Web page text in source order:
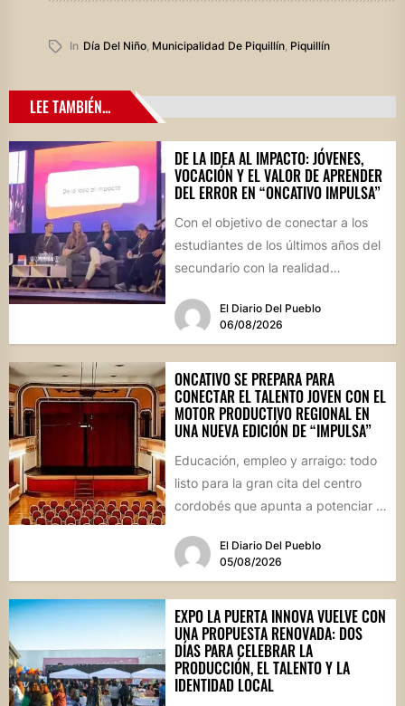
In Día Del Niño, Municipalidad De Piquillín, Piquillín
LEE TAMBIÉN...
DE LA IDEA AL IMPACTO: JÓVENES,
VOCACIÓN Y EL VALOR DE APRENDER
DEL ERROR EN “ONCATIVO IMPULSA”
Con el objetivo de conectar a los
estudiantes de los últimos años del
secundario con la realidad
El Diario Del Pueblo
06/08/2026
ONCATIVO SE PREPARA PARA
CONECTAR EL TALENTO JOVEN CON EL
MOTOR PRODUCTIVO REGIONAL EN
UNA NUEVA EDICIÓN DE “IMPULSA”
Educación, empleo y arraigo: todo
listo para la gran cita del centro
cordobés que apunta a potenciar el
El Diario Del Pueblo
05/08/2026
EXPO LA PUERTA INNOVA VUELVE CON
UNA PROPUESTA RENOVADA: DOS
DÍAS PARA CELEBRAR LA
PRODUCCIÓN, EL TALENTO Y LA
IDENTIDAD LOCAL